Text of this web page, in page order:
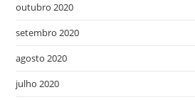
outubro 2020
setembro 2020
agosto 2020
julho 2020